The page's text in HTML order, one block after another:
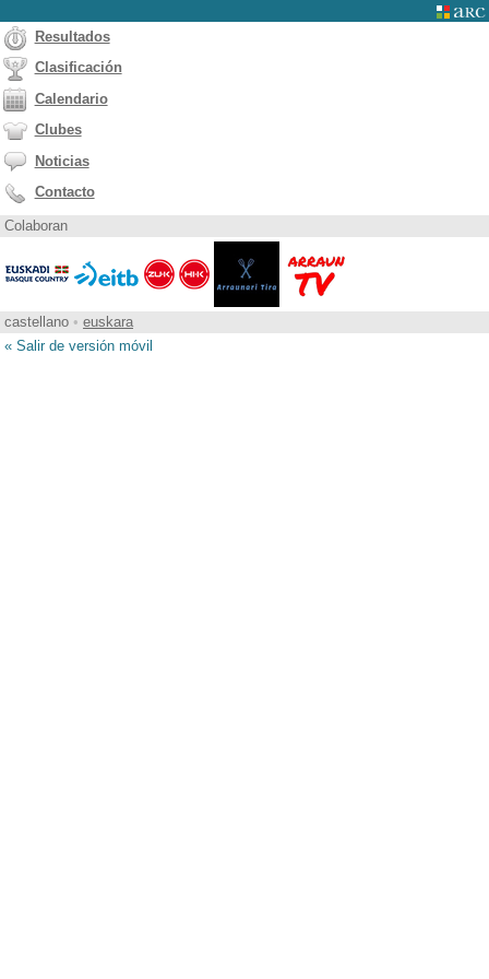
Resultados
Clasificación
Calendario
Clubes
Noticias
Contacto
Colaboran
castellano • euskara
« Salir de versión móvil